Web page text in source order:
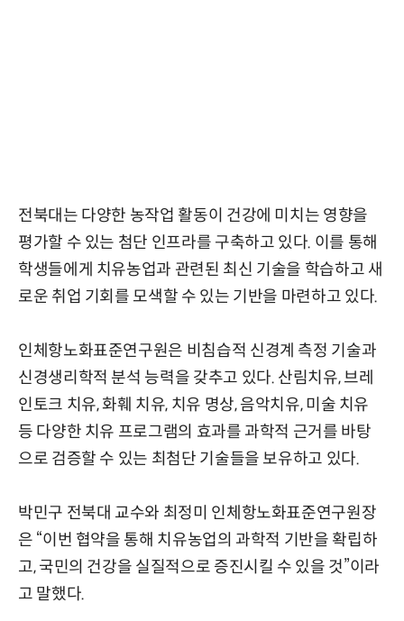
전북대는 다양한 농작업 활동이 건강에 미치는 영향을
평가할 수 있는 첨단 인프라를 구축하고 있다. 이를 통해
학생들에게 치유농업과 관련된 최신 기술을 학습하고 새
로운 취업 기회를 모색할 수 있는 기반을 마련하고 있다.
인체항노화표준연구원은 비침습적 신경계 측정 기술과
신경생리학적 분석 능력을 갖추고 있다. 산림치유, 브레
인토크 치유, 화훼 치유, 치유 명상, 음악치유, 미술 치유
등 다양한 치유 프로그램의 효과를 과학적 근거를 바탕
으로 검증할 수 있는 최첨단 기술들을 보유하고 있다.
박민구 전북대 교수와 최정미 인체항노화표준연구원장
은 “이번 협약을 통해 치유농업의 과학적 기반을 확립하
고, 국민의 건강을 실질적으로 증진시킬 수 있을 것”이라
고 말했다.